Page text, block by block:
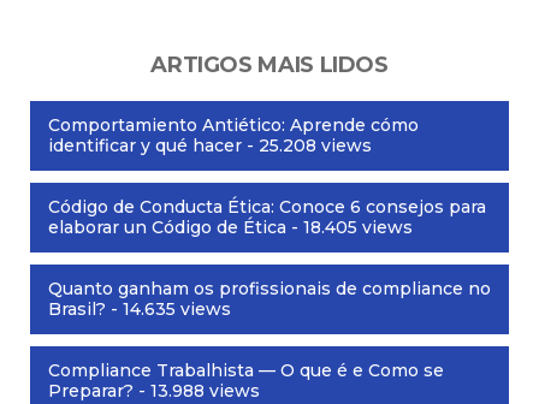
ARTIGOS MAIS LIDOS
Comportamiento Antiético: Aprende cómo
identificar y qué hacer - 25.208 views
Código de Conducta Ética: Conoce 6 consejos para
elaborar un Código de Ética - 18.405 views
Quanto ganham os profissionais de compliance no
Brasil? - 14.635 views
Compliance Trabalhista — O que é e Como se
Preparar? - 13.988 views